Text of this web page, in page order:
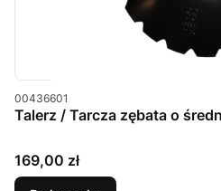
Kod produktu
00436601
Talerz / Tarcza zębata o
Cena
169,00 zł